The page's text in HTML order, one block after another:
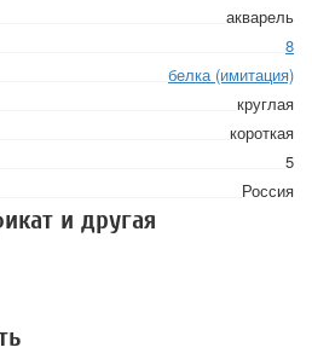
акварель
8
белка (имитация)
круглая
короткая
5
Россия
и другая